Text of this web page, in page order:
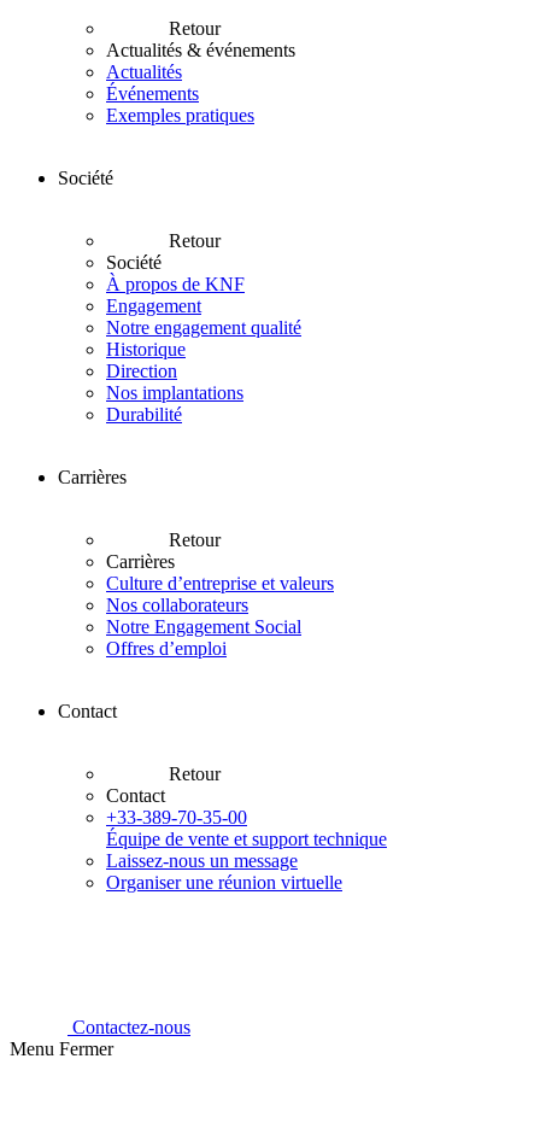
Retour
Actualités & événements
Actualités
Événements
Exemples pratiques
Société
Retour
Société
À propos de KNF
Engagement
Notre engagement qualité
Historique
Direction
Nos implantations
Durabilité
Carrières
Retour
Carrières
Culture d’entreprise et valeurs
Nos collaborateurs
Notre Engagement Social
Offres d’emploi
Contact
Retour
Contact
+33-389-70-35-00
Équipe de vente et support technique
Laissez-nous un message
Organiser une réunion virtuelle
Contactez-nous
Menu Fermer